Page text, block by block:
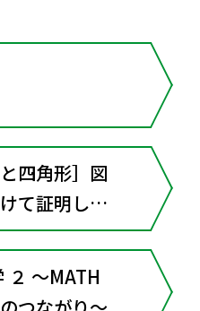
四角形］図
て証明しよ
わる資料）
２ ～MATH